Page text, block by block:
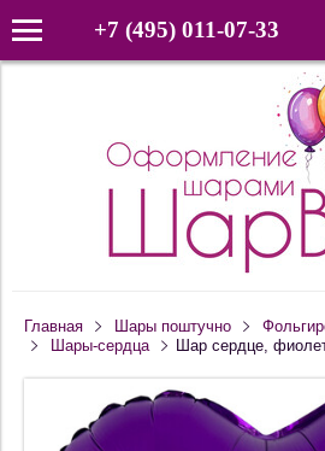
+7 (495) 011-07-33
Главная Шары поштучно
Шары-сердца
Шар сердце,